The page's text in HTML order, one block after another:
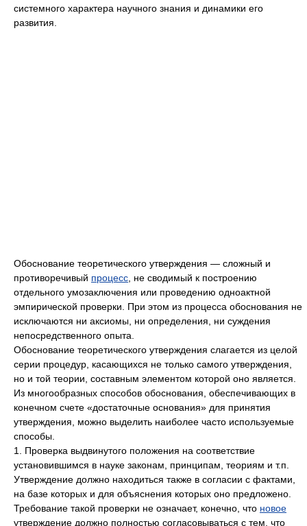
системного характера научного знания и динамики его
развития.
Обоснование теоретического утверждения — сложный и
противоречивый процесс , не сводимый к построению
отдельного умозаключения или проведению одноактной
эмпирической проверки. При этом из процесса обоснования не
исключаются ни аксиомы, ни определения, ни суждения
непосредственного опыта.
Обоснование теоретического утверждения слагается из целой
серии процедур, касающихся не только самого утверждения,
но и той теории, составным элементом которой оно является.
Из многообразных способов обоснования, обеспечивающих в
конечном счете «достаточные основания» для принятия
утверждения, можно выделить наиболее часто используемые
способы.
1. Проверка выдвинутого положения на соответствие
установившимся в науке законам, принципам, теориям и т.п.
Утверждение должно находиться также в согласии с фактами,
на базе которых и для объяснения которых оно предложено.
Требование такой проверки не означает, конечно, что новое
утверждение должно полностью согласовываться с тем, что